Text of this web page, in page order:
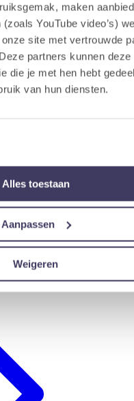
maken
YouTube video’s)
site met vertrouwde
partners kunnen deze
die je met hen hebt
van hun diensten.
Alles toestaan
Aanpassen
Weigeren